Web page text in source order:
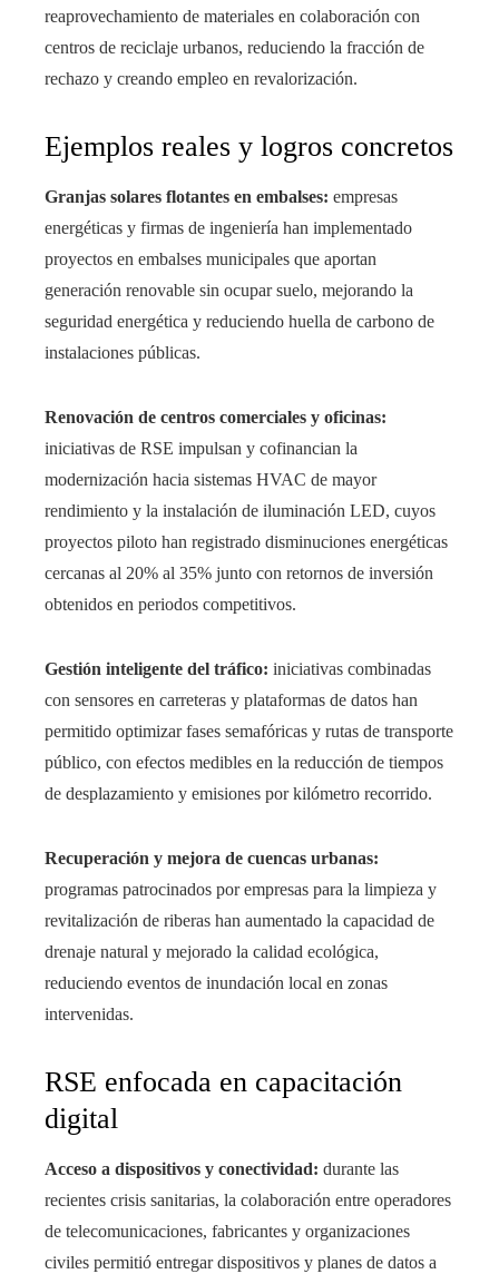
reaprovechamiento de materiales en colaboración con
centros de reciclaje urbanos, reduciendo la fracción de
rechazo y creando empleo en revalorización.
Ejemplos reales y logros concretos
Granjas solares flotantes en embalses: empresas
energéticas y firmas de ingeniería han implementado
proyectos en embalses municipales que aportan
generación renovable sin ocupar suelo, mejorando la
seguridad energética y reduciendo huella de carbono de
instalaciones públicas.
Renovación de centros comerciales y oficinas:
iniciativas de RSE impulsan y cofinancian la
modernización hacia sistemas HVAC de mayor
rendimiento y la instalación de iluminación LED, cuyos
proyectos piloto han registrado disminuciones energéticas
cercanas al 20% al 35% junto con retornos de inversión
obtenidos en periodos competitivos.
Gestión inteligente del tráfico: iniciativas combinadas
con sensores en carreteras y plataformas de datos han
permitido optimizar fases semafóricas y rutas de transporte
público, con efectos medibles en la reducción de tiempos
de desplazamiento y emisiones por kilómetro recorrido.
Recuperación y mejora de cuencas urbanas:
programas patrocinados por empresas para la limpieza y
revitalización de riberas han aumentado la capacidad de
drenaje natural y mejorado la calidad ecológica,
reduciendo eventos de inundación local en zonas
intervenidas.
RSE enfocada en capacitación
digital
Acceso a dispositivos y conectividad: durante las
recientes crisis sanitarias, la colaboración entre operadores
de telecomunicaciones, fabricantes y organizaciones
civiles permitió entregar dispositivos y planes de datos a